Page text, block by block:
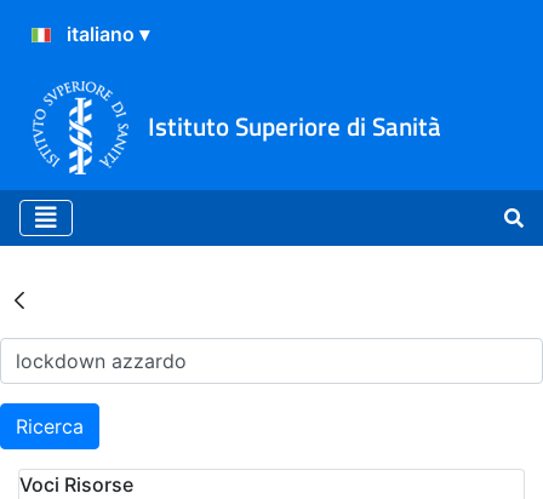
Istituto Superiore di Sanità
Risultati della Ricerca -
Ricerca
Voci Risorse